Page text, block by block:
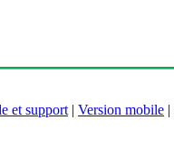
et support | Version mobile |